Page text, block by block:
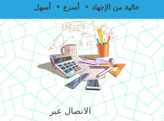
أسهل ⚬ أسرع ⚬ خالية من الإجهاد
الاتصال عبر